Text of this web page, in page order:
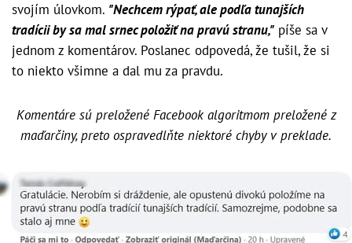
svojím úlovkom. "Nechcem rýpať, ale podľa tunajších
tradícii by sa mal srnec položiť na pravú stranu," píše sa v
jednom z komentárov. Poslanec odpovedá, že tušil, že si
to niekto všimne a dal mu za pravdu.
Komentáre sú preložené Facebook algoritmom preložené z
maďarčiny, preto ospravedlňte niektoré chyby v preklade.